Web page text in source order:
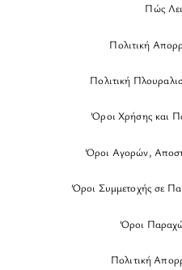
Πώς
Πολιτική
Πολιτική
Όροι Χρήσης και
Όροι Αγορών,
Όροι Συμμετοχής σε
Όροι
Πολιτική